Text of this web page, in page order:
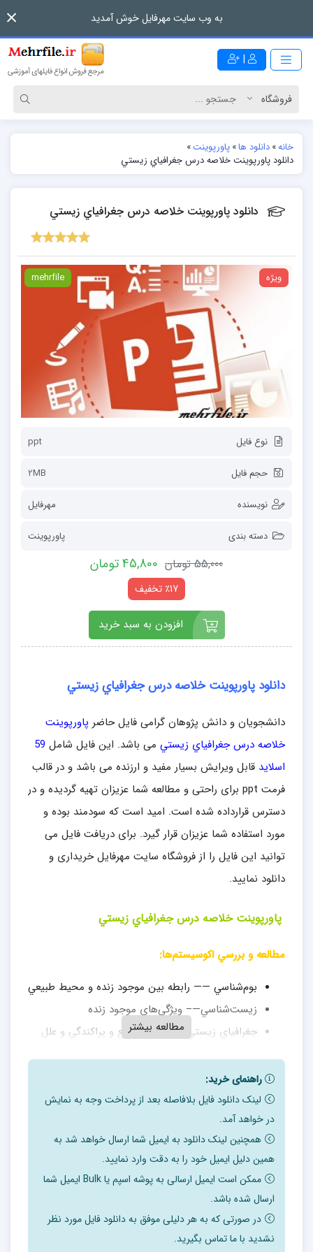
به وب سایت مهرفایل خوش آمدید
|
خانه»دانلود ها»پاورپوینت»
دانلود پاورپوینت خلاصه درس جغرافياي زيستي
دانلود پاورپوینت خلاصه درس جغرافياي زيستي
ویژه mehrfile
نوع فایل ppt
حجم فایل 2MB
نویسنده مهرفایل
دسته بندی پاورپوینت
55,000 تومان 45,800 تومان
٪17 تخفیف
افزودن به سبد خرید
دانلود پاورپوینت خلاصه درس جغرافياي زيستي
دانشجویان و دانش پژوهان گرامی فایل حاضر پاورپوینت
خلاصه درس جغرافياي زيستي می باشد. این فایل شامل 59
اسلاید قابل ویرایش بسیار مفید و ارزنده می باشد و در قالب
فرمت ppt برای راحتی و مطالعه شما عزیزان تهیه گردیده و در
دسترس قرارداده شده است. امید است که سودمند بوده و
مورد استفاده شما عزیزان قرار گیرد. برای دریافت فایل می
توانید این فایل را از فروشگاه سایت مهرفایل خریداری و
دانلود نمایید.
پاورپوینت خلاصه درس جغرافياي زيستي
مطالعه و بررسي اكوسيستم‌‌ها:
بوم‌شناسي —— رابطه بين موجود زنده و محيط طبيعي
زيست‌شناسي—– ويژگي‌هاي موجود زنده
جغرافياي زيستي —– نحوه توزيع و پراكندگي و علل
بيوتوم‌هاي اصلي قاره‌اي:
هولاركنيك
نئوتروپیکال
آفريقا- ماداگاسكار
آسيا- اقيانو س آرام
جنوبگان- استراليا
مناطق عمده زيستي بر اساس وسعت و شكل:
مطالعه بیشتر
راهنمای خرید:
لینک دانلود فایل بلافاصله بعد از پرداخت وجه به نمایش
در خواهد آمد.
همچنین لینک دانلود به ایمیل شما ارسال خواهد شد به
همین دلیل ایمیل خود را به دقت وارد نمایید.
ممکن است ایمیل ارسالی به پوشه اسپم یا Bulk ایمیل شما
ارسال شده باشد.
در صورتی که به هر دلیلی موفق به دانلود فایل مورد نظر
نشدید با ما تماس بگیرید.